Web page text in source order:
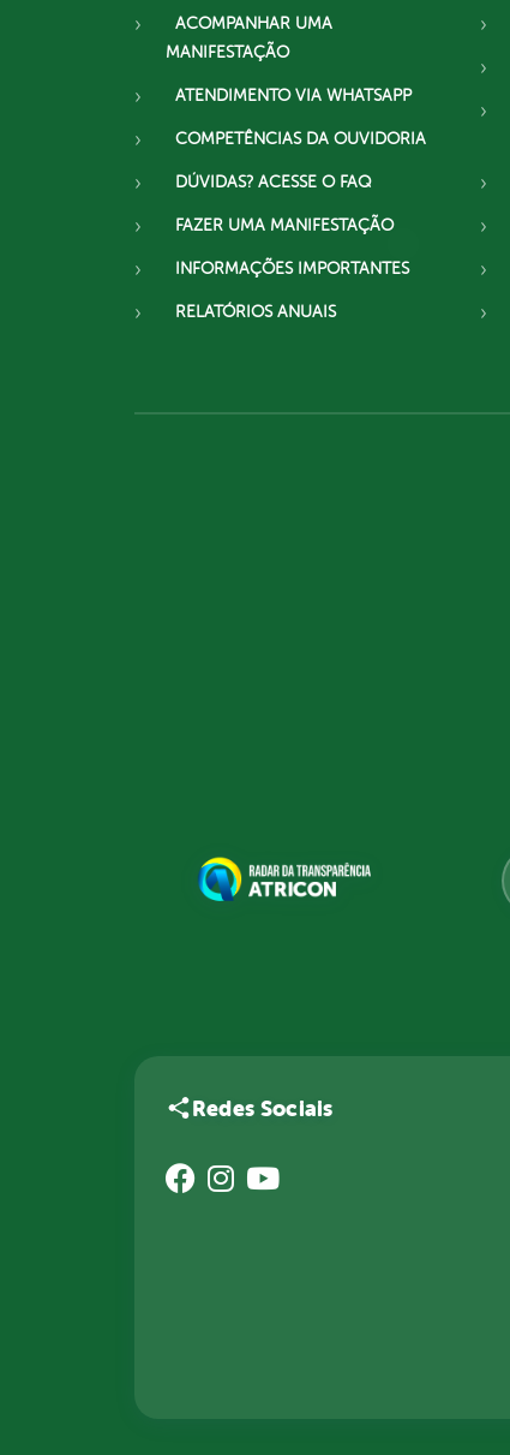
ACOMPANHAR UMA
MANIFESTAÇÃO
ATENDIMENTO VIA WHATSAPP
COMPETÊNCIAS DA OUVIDORIA
DÚVIDAS? ACESSE O FAQ
FAZER UMA MANIFESTAÇÃO
INFORMAÇÕES IMPORTANTES
RELATÓRIOS ANUAIS
Redes Sociais